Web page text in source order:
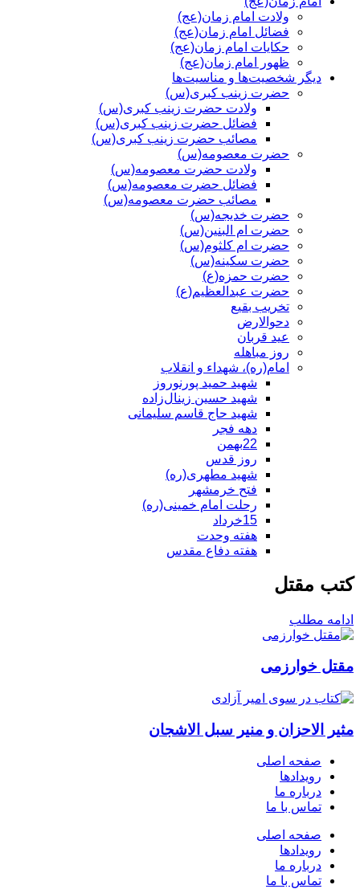
ولادت امام زمان(عج)
فضائل امام زمان(عج)
حکایات امام زمان(عج)
ظهور امام زمان(عج)
دیگر شخصیت‌ها و مناسیت‌ها
حضرت زینب کبری(س)
ولادت حضرت زینب کبری(س)
فضائل حضرت زینب کبری(س)
مصائب حضرت زینب کبری(س)
حضرت معصومه(س)
ولادت حضرت معصومه(س)
فضائل حضرت معصومه(س)
مصائب حضرت معصومه(س)
حضرت خدیجه(س)
حضرت ام البنین(س)
حضرت ام کلثوم(س)
حضرت سکینه(س)
حضرت حمزه(ع)
حضرت عبدالعظیم(ع)
تخریب بقیع
دحوالارض
عید قربان
روز مباهله
امام(ره)، شهداء و انقلاب
شهید حمید پورنوروز
شهید حسین زینال‌زاده
شهید حاج قاسم سلیمانی
دهه فجر
22بهمن
روز قدس
شهید مطهری(ره)
فتح خرمشهر
رحلت امام خمینی(ره)
15خرداد
هفته وحدت
هفته دفاع مقدس
کتب مقتل
ادامه مطلب
مقتل خوارزمی
مثیر الاحزان و منیر سبل الاشجان
صفحه اصلی
رویدادها
درباره ما
تماس با ما
صفحه اصلی
رویدادها
درباره ما
تماس با ما